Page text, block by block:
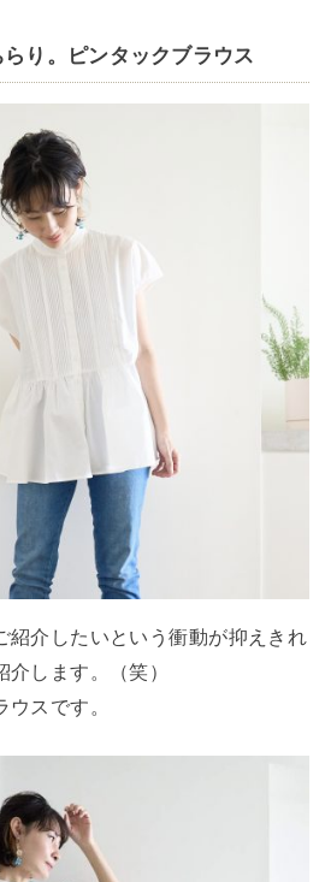
り。ピンタックブラウス
紹介したいという衝動が抑えきれ
します。（笑）
スです。